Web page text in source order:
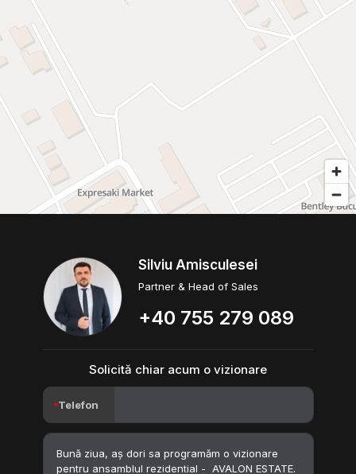
răspund celor mai exigente nevoi, într-o comunitate care
valorizează armonia, liniștea și estetica.
Silviu Amisculesei
Partner & Head of Sales
+40 755 279 089
Solicită chiar acum o vizionare
Telefon